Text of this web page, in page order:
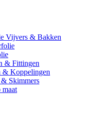
Vijvers & Bakken
& Fittingen
& Koppelingen
Skimmers